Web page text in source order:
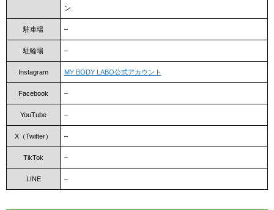
ン
駐車場 –
駐輪場 –
Instagram MY BODY LABO公式アカウント
Facebook –
YouTube –
X（Twitter） –
TikTok –
LINE –